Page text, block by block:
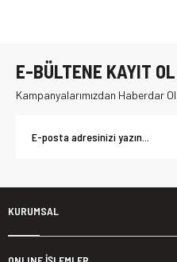
E-BÜLTENE KAYIT OL
Kampanyalarımızdan Haberdar
KURUMSAL